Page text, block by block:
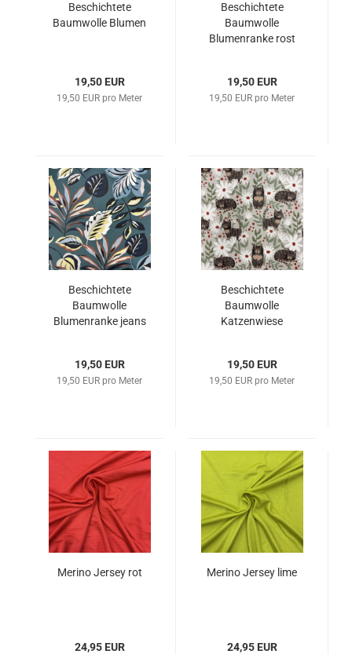
Beschichtete
Baumwolle Blumen
19,50 EUR
19,50 EUR pro Meter
Beschichtete
Baumwolle
Blumenranke rost
19,50 EUR
19,50 EUR pro Meter
Beschichtete
Baumwolle
Blumenranke jeans
19,50 EUR
19,50 EUR pro Meter
Beschichtete
Baumwolle
Katzenwiese
19,50 EUR
19,50 EUR pro Meter
Merino Jersey rot
24,95 EUR
Merino Jersey lime
24,95 EUR